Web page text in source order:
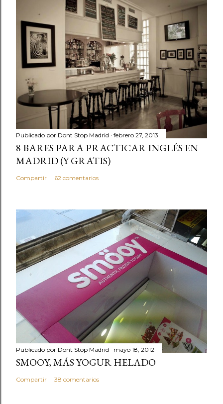
Publicado por Dont Stop Madrid febrero 27, 2013
8 BARES PARA PRACTICAR INGLÉS EN
MADRID (Y GRATIS)
Compartir 62 comentarios
Publicado por Dont Stop Madrid mayo 18, 2012
SMOOY, MÁS YOGUR HELADO
Compartir 38 comentarios